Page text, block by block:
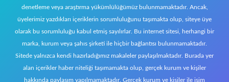
denetleme veya araştırma yükümlülüğümüz bulunmamaktadır. Ancak,
üyelerimiz yazdıkları içeriklerin sorumluluğunu taşımakta olup, siteye üye
olarak bu sorumluluğu kabul etmiş sayılırlar. Bu internet sitesi, herhangi bir
marka, kurum veya şahıs şirketi ile hiçbir bağlantısı bulunmamaktadır.
Sitede yalnızca kendi hazırladığımız makaleler paylaşılmaktadır. Burada yer
alan içerikler haber niteliği taşımamakta olup, gerçek kurum ve kişiler
hakkında paylaşım yapılmamaktadır. Gerçek kurum ve kişiler ile isim